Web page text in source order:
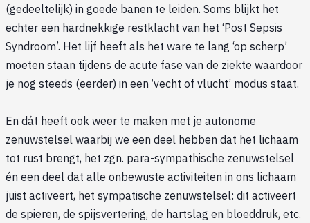
(gedeeltelijk) in goede banen te leiden. Soms blijkt het
echter een hardnekkige restklacht van het ‘Post Sepsis
Syndroom’. Het lijf heeft als het ware te lang ‘op scherp’
moeten staan tijdens de acute fase van de ziekte waardoor
je nog steeds (eerder) in een ‘vecht of vlucht’ modus staat.
En dát heeft ook weer te maken met je autonome
zenuwstelsel waarbij we een deel hebben dat het lichaam
tot rust brengt, het zgn. para-sympathische zenuwstelsel
én een deel dat alle onbewuste activiteiten in ons lichaam
juist activeert, het sympatische zenuwstelsel: dit activeert
de spieren, de spijsvertering, de hartslag en bloeddruk, etc.